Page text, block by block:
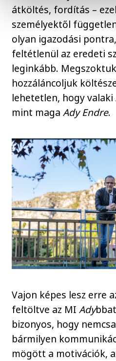
átköltés, fordítás –
személyektől
olyan igazodási
feltétlenül az eredeti
leginkább.
hozzáláncoljuk
lehetetlen, hogy valaki
mint magaAdy Endre.
Vajon képes lesz erre
feltöltve az MIAdy
bizonyos, hogy
bármilyen
mögött a motivációk,